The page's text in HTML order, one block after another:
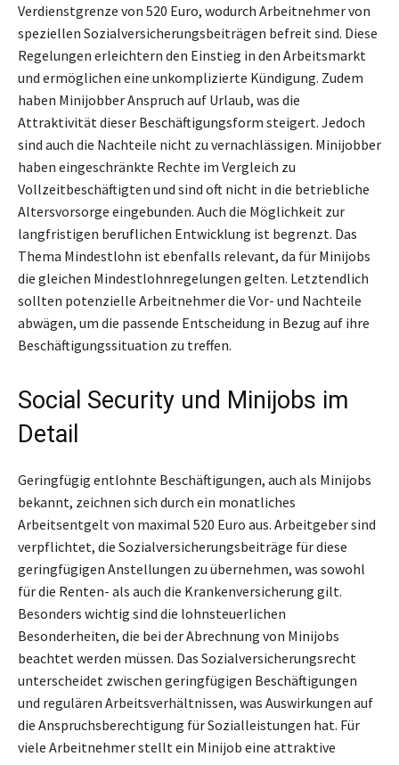
Verdienstgrenze von 520 Euro, wodurch Arbeitnehmer von
speziellen Sozialversicherungsbeiträgen befreit sind. Diese
Regelungen erleichtern den Einstieg in den Arbeitsmarkt
und ermöglichen eine unkomplizierte Kündigung. Zudem
haben Minijobber Anspruch auf Urlaub, was die
Attraktivität dieser Beschäftigungsform steigert. Jedoch
sind auch die Nachteile nicht zu vernachlässigen. Minijobber
haben eingeschränkte Rechte im Vergleich zu
Vollzeitbeschäftigten und sind oft nicht in die betriebliche
Altersvorsorge eingebunden. Auch die Möglichkeit zur
langfristigen beruflichen Entwicklung ist begrenzt. Das
Thema Mindestlohn ist ebenfalls relevant, da für Minijobs
die gleichen Mindestlohnregelungen gelten. Letztendlich
sollten potenzielle Arbeitnehmer die Vor- und Nachteile
abwägen, um die passende Entscheidung in Bezug auf ihre
Beschäftigungssituation zu treffen.
Social Security und Minijobs im
Detail
Geringfügig entlohnte Beschäftigungen, auch als Minijobs
bekannt, zeichnen sich durch ein monatliches
Arbeitsentgelt von maximal 520 Euro aus. Arbeitgeber sind
verpflichtet, die Sozialversicherungsbeiträge für diese
geringfügigen Anstellungen zu übernehmen, was sowohl
für die Renten- als auch die Krankenversicherung gilt.
Besonders wichtig sind die lohnsteuerlichen
Besonderheiten, die bei der Abrechnung von Minijobs
beachtet werden müssen. Das Sozialversicherungsrecht
unterscheidet zwischen geringfügigen Beschäftigungen
und regulären Arbeitsverhältnissen, was Auswirkungen auf
die Anspruchsberechtigung für Sozialleistungen hat. Für
viele Arbeitnehmer stellt ein Minijob eine attraktive